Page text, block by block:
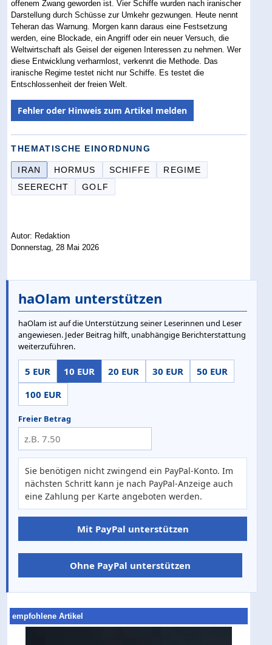
offenem Zwang geworden ist. Vier Schiffe wurden nach iranischer
Darstellung durch Schüsse zur Umkehr gezwungen. Heute nennt
Teheran das Warnung. Morgen kann daraus eine Festsetzung
werden, eine Blockade, ein Angriff oder ein neuer Versuch, die
Weltwirtschaft als Geisel der eigenen Interessen zu nehmen. Wer
diese Entwicklung verharmlost, verkennt die Methode. Das
iranische Regime testet nicht nur Schiffe. Es testet die
Entschlossenheit der freien Welt.
Fehler oder Hinweis zum Artikel melden
THEMATISCHE EINORDNUNG
IRAN HORMUS SCHIFFE
REGIME
SEERECHT
GOLF
Autor: Redaktion
Donnerstag, 28 Mai 2026
haOlam unterstützen
haOlam ist auf die Unterstützung seiner Leserinnen und Leser
angewiesen. Jeder Beitrag hilft, unabhängige Berichterstattung
weiterzuführen.
5 EUR 10 EUR 20 EUR 30 EUR
50 EUR
100 EUR
Freier Betrag
Sie benötigen nicht zwingend ein PayPal-Konto. Im
nächsten Schritt kann je nach PayPal-Anzeige auch
eine Zahlung per Karte angeboten werden.
Mit PayPal unterstützen
Ohne PayPal unterstützen
empfohlene Artikel